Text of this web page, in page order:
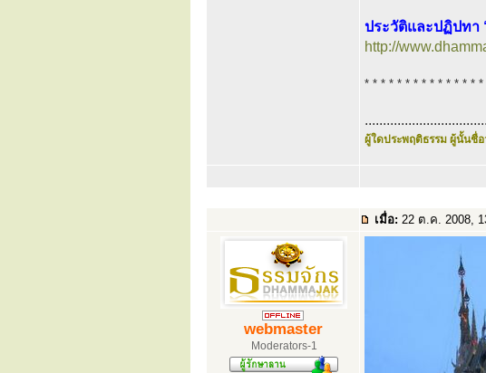
ประวัติและปฏิปทา
http://
* * * * * * * * * * * * * *
ผู้ใดประพฤติธรรม ผู้นั้นชื่
เมื่อ: 22 ต.ค. 2008,
webmaster
Moderators-1